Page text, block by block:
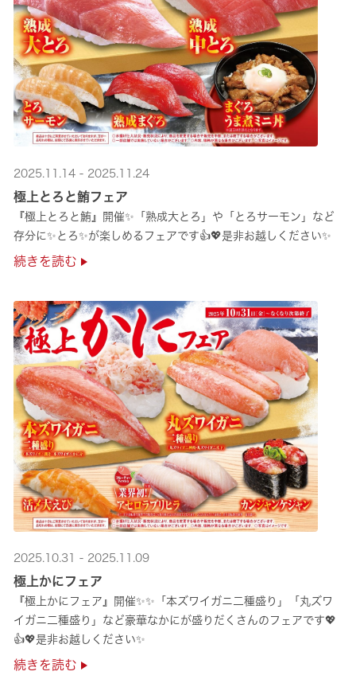
2025.11.14 - 2025.11.24
極上とろと鮪フェア
『極上とろと鮪』開催✨「熟成大とろ」や「とろサーモン」など
存分に✨とろ✨が楽しめるフェアです👍💖是非お越しください✨
続きを読む
2025.10.31 - 2025.11.09
極上かにフェア
『極上かにフェア』開催✨✨「本ズワイガニ二種盛り」「丸ズワ
イガニ二種盛り」など豪華なかにが盛りだくさんのフェアです💖
👍💖是非お越しください✨
続きを読む